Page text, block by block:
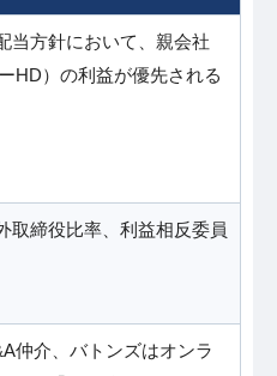
当方針において、親会社
HD）の利益が優先される
取締役比率、利益相反委員
仲介、バトンズはオンラ